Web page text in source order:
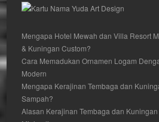
Mengapa Hotel Mewah dan Villa Resort
& Kuningan Custom?
Cara Memadukan Ornamen Logam
Modern
Mengapa Kerajinan Tembaga dan
Sampah?
Alasan Kerajinan Tembaga dan